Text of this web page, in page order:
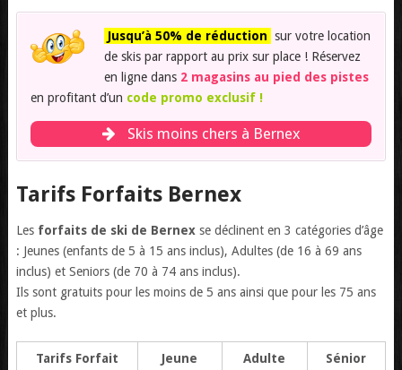
Jusqu’à 50% de réduction sur votre location
de skis par rapport au prix sur place ! Réservez
en ligne dans 2 magasins au pied des pistes
en profitant d’un code promo exclusif !
Skis moins chers à Bernex
Tarifs Forfaits Bernex
Les forfaits de ski de Bernexse déclinent en 3 catégories d’âge
: Jeunes (enfants de 5 à 15 ans inclus), Adultes (de 16 à 69 ans
inclus) et Seniors (de 70 à 74 ans inclus).
Ils sont gratuits pour les moins de 5 ans ainsi que pour les 75 ans
et plus.
Tarifs Forfait
Jeune Adulte Sénior